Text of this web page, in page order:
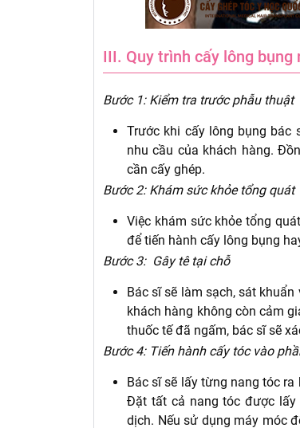
III. Quy trình cấy lông bụng
Bước 1: Kiểm tra trước phẫu thuật
Trước khi cấy lông bụng bác
nhu cầu của khách hàng.
cần cấy ghép.
Bước 2: Khám sức khỏe tổng quát
Việc khám sức khỏe tổng
để tiến hành cấy lông bụng
Bước 3: Gây tê tại chỗ
Bác sĩ sẽ làm sạch, sát
khách hàng không còn cảm
thuốc tế đã ngấm, bác sĩ sẽ
Bước 4: Tiến hành cấy tóc vào
Bác sĩ sẽ lấy từng nang tóc
Đặt tất cả nang tóc được lấy
dịch. Nếu sử dụng máy móc